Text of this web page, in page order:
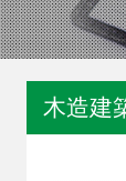
木造建